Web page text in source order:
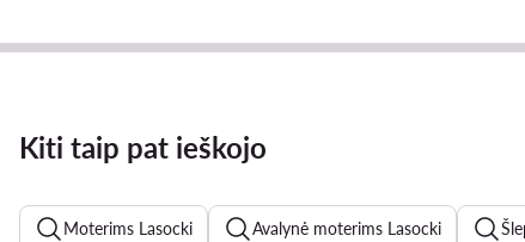
Kiti taip pat ieškojo
Moterims Lasocki Avalynė moterims Lasocki